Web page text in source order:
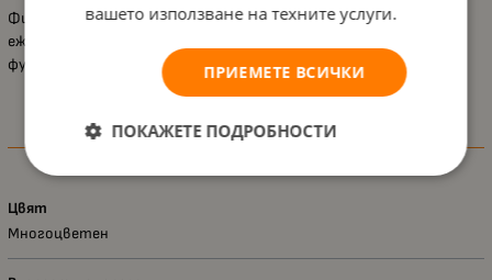
Фибите за коса Craze „Еднорог“ са чудесно допълнение към
ежедневния стил на всяко момиче, като съчетават
функционалност, цвят и приказно настроение.
Характеристики
Цвят
Многоцветен
вашето използване на техните услуги.
ПРИЕМЕТЕ ВСИЧКИ
ПОКАЖЕТЕ ПОДРОБНОСТИ